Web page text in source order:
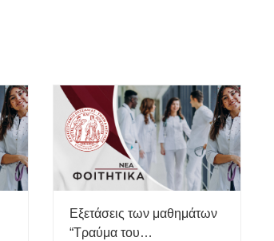
Εξετάσεις των μαθημάτων
“Τραύμα του